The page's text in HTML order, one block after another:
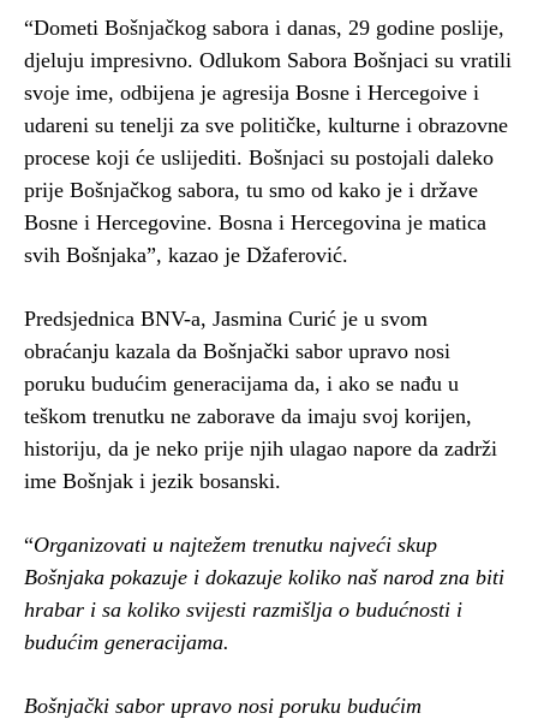
“Dometi Bošnjačkog sabora i danas, 29 godine poslije,
djeluju impresivno. Odlukom Sabora Bošnjaci su vratili
svoje ime, odbijena je agresija Bosne i Hercegoive i
udareni su tenelji za sve političke, kulturne i obrazovne
procese koji će uslijediti. Bošnjaci su postojali daleko
prije Bošnjačkog sabora, tu smo od kako je i države
Bosne i Hercegovine. Bosna i Hercegovina je matica
svih Bošnjaka”, kazao je Džaferović.
Predsjednica BNV-a, Jasmina Curić je u svom
obraćanju kazala da Bošnjački sabor upravo nosi
poruku budućim generacijama da, i ako se nađu u
teškom trenutku ne zaborave da imaju svoj korijen,
historiju, da je neko prije njih ulagao napore da zadrži
ime Bošnjak i jezik bosanski.
“Organizovati u najtežem trenutku najveći skup
Bošnjaka pokazuje i dokazuje koliko naš narod zna biti
hrabar i sa koliko svijesti razmišlja o budućnosti i
budućim generacijama.
Bošnjački sabor upravo nosi poruku budućim